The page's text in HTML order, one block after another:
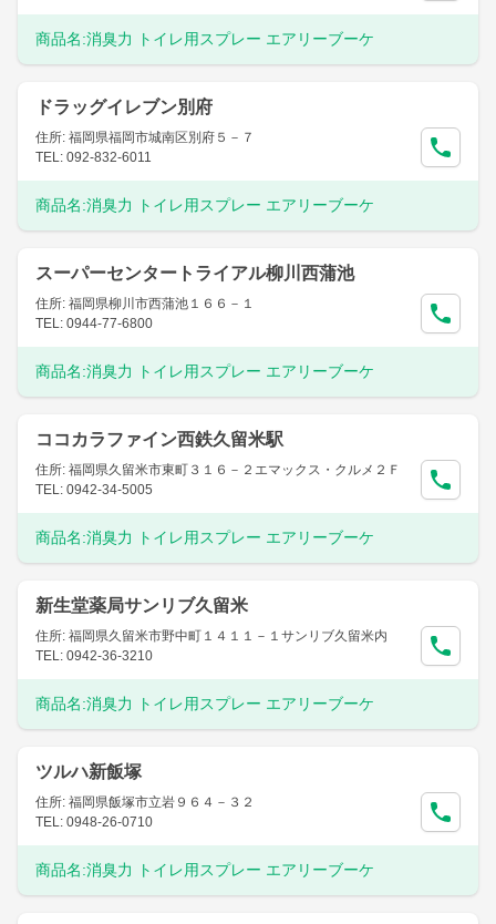
商品名:消臭力 トイレ用スプレー エアリーブーケ
ドラッグイレブン別府
住所: 福岡県福岡市城南区別府５－７
TEL: 092-832-6011
商品名:消臭力 トイレ用スプレー エアリーブーケ
スーパーセンタートライアル柳川西蒲池
住所: 福岡県柳川市西蒲池１６６－１
TEL: 0944-77-6800
商品名:消臭力 トイレ用スプレー エアリーブーケ
ココカラファイン西鉄久留米駅
住所: 福岡県久留米市東町３１６－２エマックス・クルメ２Ｆ
TEL: 0942-34-5005
商品名:消臭力 トイレ用スプレー エアリーブーケ
新生堂薬局サンリブ久留米
住所: 福岡県久留米市野中町１４１１－１サンリブ久留米内
TEL: 0942-36-3210
商品名:消臭力 トイレ用スプレー エアリーブーケ
ツルハ新飯塚
住所: 福岡県飯塚市立岩９６４－３２
TEL: 0948-26-0710
商品名:消臭力 トイレ用スプレー エアリーブーケ